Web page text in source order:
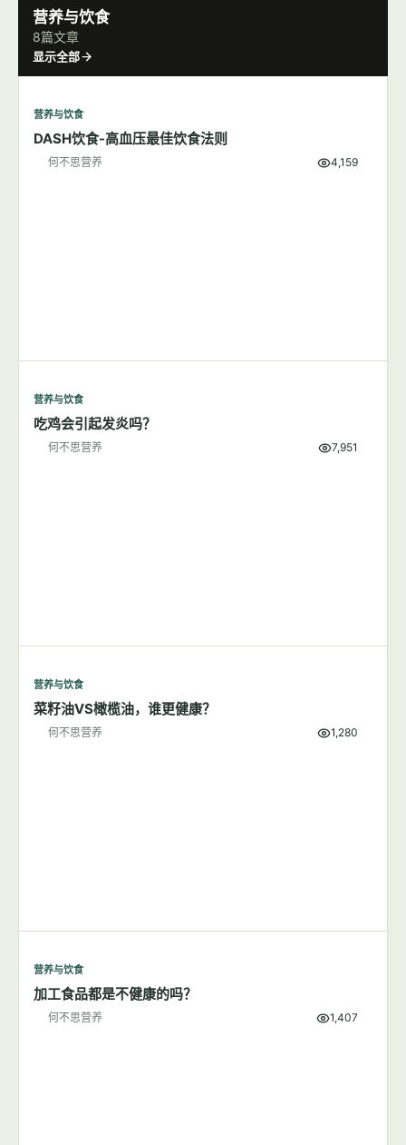
营养与饮食
8篇文章
显示全部
营养与饮食
DASH饮食-高血压最佳饮食法则
何不思营养 4,159
营养与饮食
吃鸡会引起发炎吗？
何不思营养 7,951
营养与饮食
菜籽油VS橄榄油，谁更健康？
何不思营养 1,280
营养与饮食
加工食品都是不健康的吗？
何不思营养 1,407